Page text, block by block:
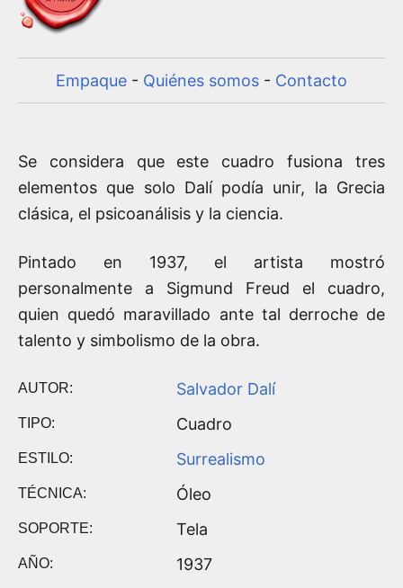
Empaque - Quiénes somos - Contacto
Se considera que este cuadro fusiona tres
elementos que solo Dalí podía unir, la Grecia
clásica, el psicoanálisis y la ciencia.
Pintado en 1937, el artista mostró
personalmente a Sigmund Freud el cuadro,
quien quedó maravillado ante tal derroche de
talento y simbolismo de la obra.
AUTOR: Salvador Dalí
TIPO: Cuadro
ESTILO: Surrealismo
TÉCNICA: Óleo
SOPORTE: Tela
AÑO: 1937